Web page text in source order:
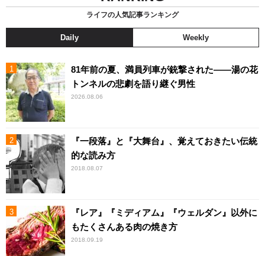
ライフの人気記事ランキング
Daily Weekly
81年前の夏、満員列車が銃撃された――湯の花
トンネルの悲劇を語り継ぐ男性
2026.08.06
『一段落』と『大舞台』、覚えておきたい伝統
的な読み方
2018.08.07
『レア』『ミディアム』『ウェルダン』以外に
もたくさんある肉の焼き方
2018.09.19